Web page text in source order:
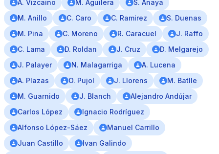
A. Vizcaino
M. Aguilera
S. Anaya
M. Anillo
C. Caro C. Ramirez
S. Duenas
M. Pina
C. Moreno R. Caracuel
J. Raffo
C. Lama
D. Roldan J. Cruz
D. Melgarejo
J. Palayer
N. Malagarriga
A. Lucena
A. Plazas
O. Pujol J. Llorens
M. Batlle
M. Guarnido
J. Blanch
Alejandro Andújar
Carlos López
Ignacio Rodríguez
Alfonso López-Sáez
Manuel Carrillo
Juan Castillo
Ivan Galindo